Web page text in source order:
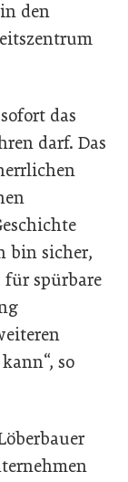
den
das
darf. Das
bin sicher,
für spürbare
so